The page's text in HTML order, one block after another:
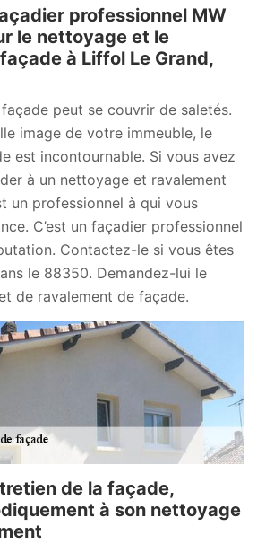
professionnel MW
le nettoyage et le
à Liffol Le Grand,
peut se couvrir de saletés.
image de votre immeuble, le
est incontournable. Si vous avez
à un nettoyage et ravalement
un professionnel à qui vous
C’est un façadier professionnel
Contactez-le si vous êtes
le 88350. Demandez-lui le
de ravalement de façade.
de la façade,
à son nettoyage